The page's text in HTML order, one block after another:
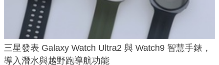
三星發表 Galaxy Watch Ultra2 與 Watch9 智慧手錶，
導入潛水與越野跑導航功能